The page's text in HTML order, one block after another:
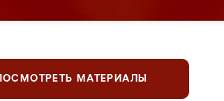
ПОСМОТРЕТЬ МАТЕРИАЛЫ